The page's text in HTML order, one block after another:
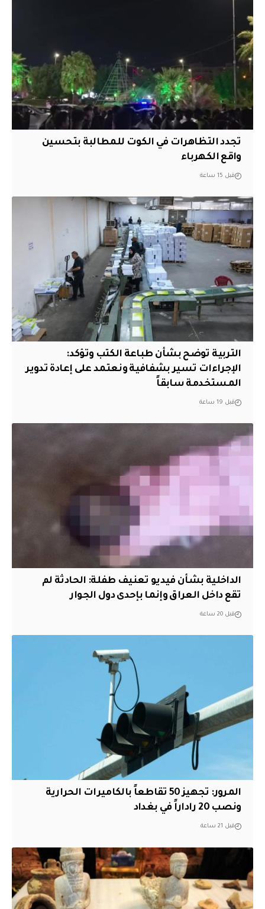
تجدد التظاهرات في الكوت للمطالبة بتحسين
واقع الكهرباء
قبل 15 ساعة
التربية توضح بشأن طباعة الكتب وتؤكد:
الإجراءات تسير بشفافية ونعتمد على إعادة تدوير
المستخدمة سابقاً
قبل 19 ساعة
الداخلية بشأن فيديو تعنيف طفلة: الحادثة لم
تقع داخل العراق وإنما بإحدى دول الجوار
قبل 20 ساعة
المرور: تجهيز 50 تقاطعاً بالكاميرات الحرارية
ونصب 20 راداراً في بغداد
قبل 21 ساعة